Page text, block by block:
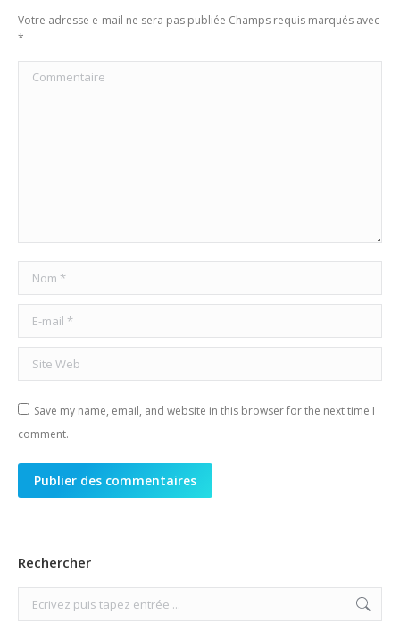
Votre adresse e-mail ne sera pas publiée Champs requis marqués avec
*
Commentaire
Nom *
E-mail *
Site Web
Save my name, email, and website in this browser for the next time I
comment.
Publier des commentaires
Rechercher
Search: